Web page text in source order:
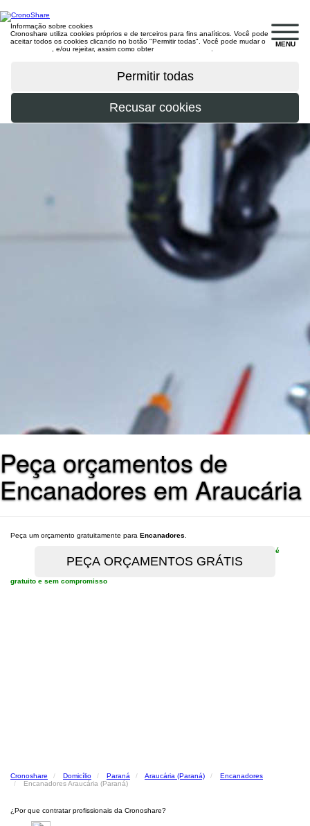
MENU
Informação sobre cookies
Cronoshare utiliza cookies próprios e de terceiros para fins analíticos. Você pode
aceitar todos os cookies clicando no botão "Permitir todas". Você pode mudar o
, e/ou rejeitar, assim como obter
Peça orçamentos de
Encanadores em Araucária
Peça um orçamento gratuitamente para Encanadores
é
gratuito e sem compromisso
Cronoshare Domicílio Paraná Araucária (Paraná)
Encanadores
Encanadores Araucária (Paraná)
¿Por que contratar profissionais da Cronoshare?